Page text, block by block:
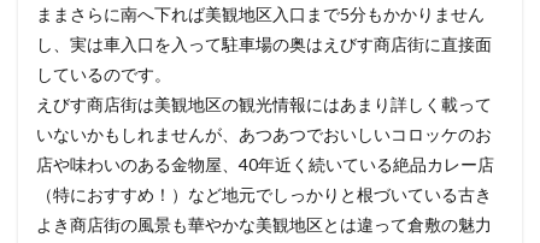
ままさらに南へ下れば美観地区入口まで5分もかかりません
し、実は車入口を入って駐車場の奥はえびす商店街に直接面
しているのです。
えびす商店街は美観地区の観光情報にはあまり詳しく載って
いないかもしれませんが、あつあつでおいしいコロッケのお
店や味わいのある金物屋、40年近く続いている絶品カレー店
（特におすすめ！）など地元でしっかりと根づいている古き
よき商店街の風景も華やかな美観地区とは違って倉敷の魅力